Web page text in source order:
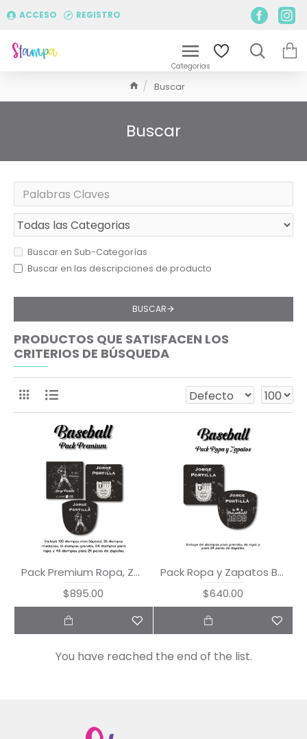
ACCESO REGISTRO
Buscar
Buscar
Buscar en Sub-Categorías
Buscar en las descripciones de producto
BUSCAR
PRODUCTOS QUE SATISFACEN LOS
CRITERIOS DE BÚSQUEDA
Pack Premium Ropa, Zapatos y Escuela Baseball
$895.00
Pack Ropa y Zapatos Baseball
$640.00
You have reached the end of the list.